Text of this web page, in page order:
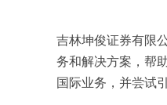
吉林坤俊证券有限
务和解决方案，帮
国际业务，并尝试